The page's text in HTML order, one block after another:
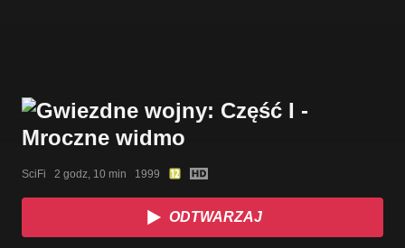
SciFi   2 godz, 10 min   1999
ODTWARZAJ